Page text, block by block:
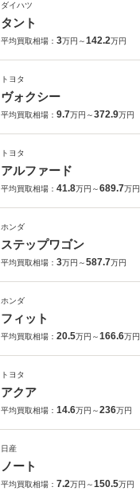
ダイハツ
タント
平均買取相場： 3万円～142.2万円
トヨタ
ヴォクシー
平均買取相場： 9.7万円～372.9万円
トヨタ
アルファード
平均買取相場： 41.8万円～689.7万円
ホンダ
ステップワゴン
平均買取相場： 3万円～587.7万円
ホンダ
フィット
平均買取相場： 20.5万円～166.6万円
トヨタ
アクア
平均買取相場： 14.6万円～236万円
日産
ノート
平均買取相場： 7.2万円～150.5万円